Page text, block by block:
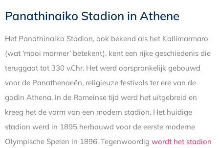
Panathinaiko Stadion in Athene
Het Panathinaiko Stadion, ook bekend als het Kallimarmaro
(wat ‘mooi marmer’ betekent), kent een rijke geschiedenis die
teruggaat tot 330 v.Chr. Het werd oorspronkelijk gebouwd
voor de Panathenaeën, religieuze festivals ter ere van de
godin Athena. In de Romeinse tijd werd het uitgebreid en
kreeg het de vorm van een modern stadion. Het huidige
stadion werd in 1895 herbouwd voor de eerste moderne
Olympische Spelen in 1896. Tegenwoordig wordt het stadion